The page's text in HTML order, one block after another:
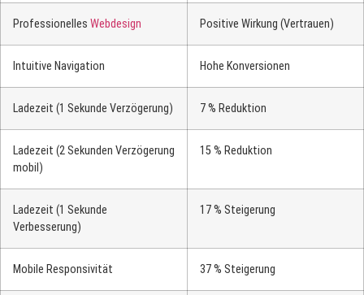
Professionelles Webdesign Positive Wirkung (Vertrauen)
Intuitive Navigation Hohe Konversionen
Ladezeit (1 Sekunde Verzögerung) 7 % Reduktion
Ladezeit (2 Sekunden Verzögerung
mobil)
15 % Reduktion
Ladezeit (1 Sekunde
Verbesserung)
17 % Steigerung
Mobile Responsivität 37 % Steigerung